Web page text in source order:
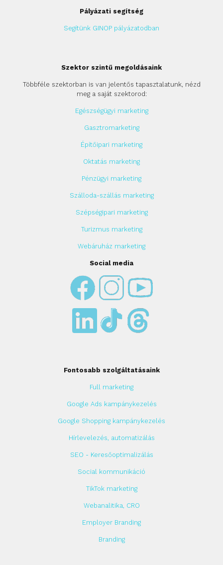
Pályázati segítség
Segítünk GINOP pályázatodban
Szektor szintű megoldásaink
Többféle szektorban is van jelentős tapasztalatunk, nézd
meg a saját szektorod:
Egészségügyi marketing
Gasztromarketing
Építőipari marketing
Oktatás marketing
Pénzügyi marketing
Szálloda-szállás marketing
Szépségipari marketing
Turizmus marketing
Webáruház marketing
Social media
Fontosabb szolgáltatásaink
Full marketing
Google Ads kampánykezelés
Google Shopping kampánykezelés
Hírlevelezés, automatizálás
SEO - Keresőoptimalizálás
Social kommunikáció
TikTok marketing
Webanalitika, CRO
Employer Branding
Branding